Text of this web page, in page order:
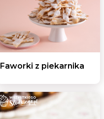
Faworki z piekarnika